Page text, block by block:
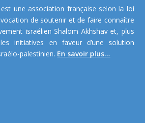
une association française selon la loi
de soutenir et de faire connaître
israélien Shalom Akhshav et, plus
initiatives en faveur d’une solution
palestinien. En savoir plus...